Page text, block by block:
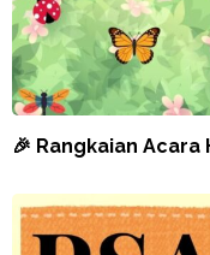
🎉 Rangkaian Acara